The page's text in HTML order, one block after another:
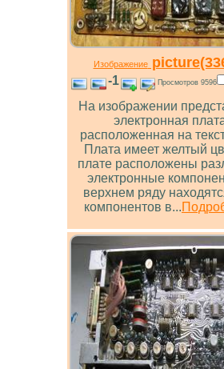
Изображение
-1 Просмотров 9596
На изображении
электронная
расположенная на
Плата имеет желтый
плате расположены
электронные
верхнем ряду
компонентов в...